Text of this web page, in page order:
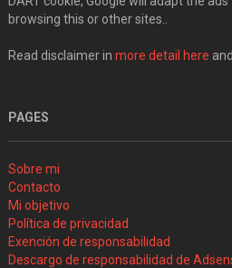
browsing this or other sites..
Read disclaimer in more detail here and
PAGES
Sobre mi
Contacto
Mi objetivo
Política de privacidad
Exención de responsabilidad
Descargo de responsabilidad de